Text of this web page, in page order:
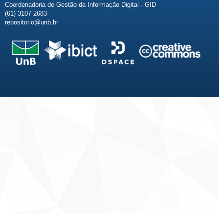
Coordenadoria de Gestão da Informação Digital - GID
(61) 3107-2683
repositorio@unb.br